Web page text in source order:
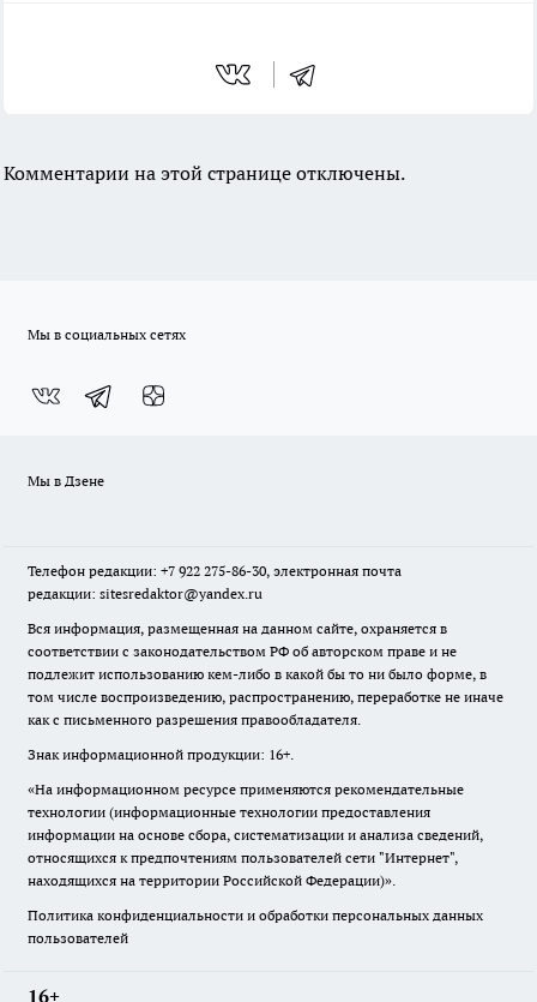
Комментарии на этой странице отключены.
Мы в социальных сетях
Мы в Дзене
Телефон редакции: +7 922 275-86-30, электронная почта
редакции: sitesredaktor@yandex.ru
Вся информация, размещенная на данном сайте, охраняется в
соответствии с законодательством РФ об авторском праве и не
подлежит использованию кем-либо в какой бы то ни было форме, в
том числе воспроизведению, распространению, переработке не иначе
как с письменного разрешения правообладателя.
Знак информационной продукции: 16+.
«На информационном ресурсе применяются рекомендательные
технологии (информационные технологии предоставления
информации на основе сбора, систематизации и анализа сведений,
относящихся к предпочтениям пользователей сети "Интернет",
находящихся на территории Российской Федерации)».
Политика конфиденциальности и обработки персональных данных
пользователей
16+